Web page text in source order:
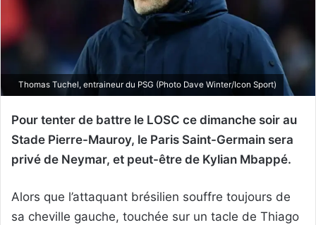
Thomas Tuchel, entraineur du PSG (Photo Dave Winter/Icon Sport)
Pour tenter de battre le LOSC ce dimanche soir au
Stade Pierre-Mauroy, le Paris Saint-Germain sera
privé de Neymar, et peut-être de Kylian Mbappé.
Alors que l’attaquant brésilien souffre toujours de
sa cheville gauche, touchée sur un tacle de Thiago